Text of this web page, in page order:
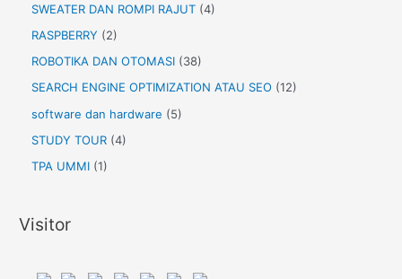
SWEATER DAN ROMPI RAJUT(4)
RASPBERRY (2)
ROBOTIKA DAN OTOMASI(38)
SEARCH ENGINE OPTIMIZATION ATAU SEO (12)
software dan hardware (5)
STUDY TOUR(4)
TPA UMMI(1)
Visitor